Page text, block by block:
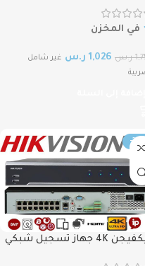
4K NVR 16CH
في المخزن
ر.س 1,026 ر.س غير شامل
-30%
هيكفيجن 4K جهاز تسجيل شبكي